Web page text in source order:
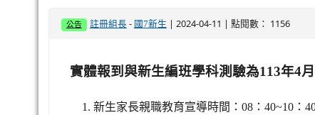
公告 註冊組長- 國7新生 | 2024-04-11 | 點閱數： 1156
實體報到與新生編班學科測驗為113年4月
1. 新生家長親職教育宣導時間：08：40~10：